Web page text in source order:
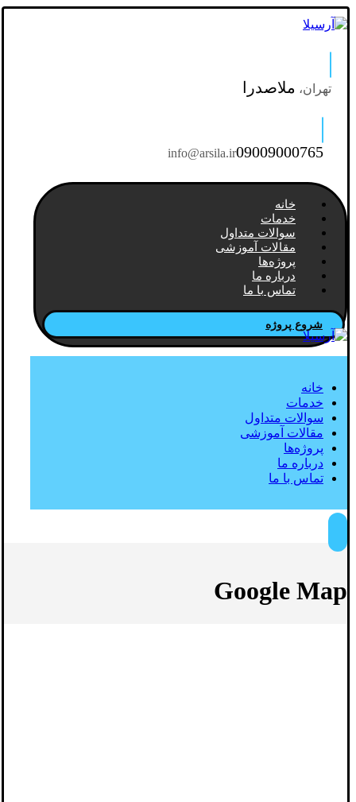
تهران، ملاصدرا
info@arsila.ir09009000765
خانه
خدمات
سوالات متداول
مقالات آموزشی
پروژه‌ها
درباره ما
تماس با ما
شروع پروژه
خانه
خدمات
سوالات متداول
مقالات آموزشی
پروژه‌ها
درباره ما
تماس با ما
Google Map